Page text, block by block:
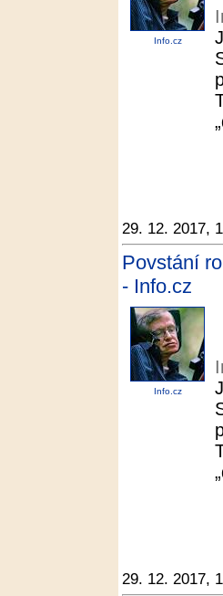
Info.cz
29. 12. 2017,
Povstání
- Info.cz
Info.cz
29. 12. 2017,